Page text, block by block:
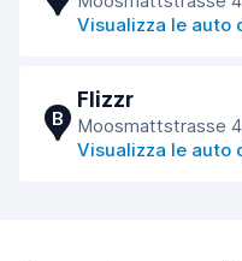
Visualizza le auto
B
Flizzr
Moosmattstrasse
Visualizza le auto